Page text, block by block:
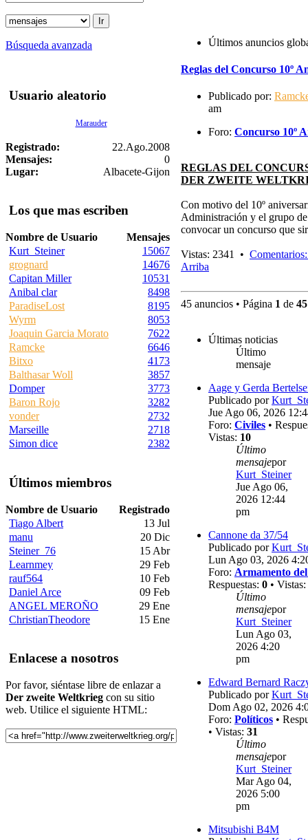
Búsqueda avanzada
Usuario aleatorio
Marauder
Registrado:
22.Ago.2008
Mensajes:
0
Lugar:
Albacete-Gijon
Los que mas escriben
Nombre de Usuario
Mensajes
Kurt_Steiner
15067
grognard
14676
Capitan Miller
10531
Anibal clar
8498
ParadiseLost
8195
Wyrm
8053
Joaquin Garcia Morato
7622
Ramcke
6646
Bitxo
4173
Balthasar Woll
3857
Domper
3773
Baron Rojo
3282
vonder
2732
Marseille
2718
Simon dice
2382
Últimos miembros
Nombre de Usuario
Registrado
Tiago Albert
13 Jul
manu
20 Dic
Steiner_76
15 Abr
Learnmey
29 Feb
rauf564
10 Feb
Daniel Arce
09 Feb
ANGEL MEROÑO
29 Ene
ChristianTheodore
15 Ene
Enlacese a nosotros
Por favor, siéntase libre de enlazar a
Der zweite Weltkrieg con su sitio
web. Utilice el siguiente HTML:
Últimos anuncios
Reglas del Concurso 10º
Publicado por:
am
Foro: Concurso 10º
REGLAS DEL
DER ZWEITE
Con motivo del 10º
Administración y el grupo
convocar un concurso que
Vistas: 2341 •
Arriba
45 anuncios • Página 1 de 45
Últimas noticias
Último
mensaje
Aage y Gerda
Publicado por
Jue Ago 06, 2026
Foro: Civiles •
Vistas: 10
Último
mensajepor
Kurt_Steiner
Jue Ago 06,
2026 12:44
pm
Cannone da 37/54
Publicado por
Lun Ago 03, 2026
Foro: Armamento
Respuestas: 0 • Vistas:
Último
mensajepor
Kurt_Steiner
Lun Ago 03,
2026 4:20
pm
Edward Bernard
Publicado por
Dom Ago 02, 2026
Foro: Políticos •
• Vistas: 31
Último
mensajepor
Kurt_Steiner
Mar Ago 04,
2026 5:00
pm
Mitsubishi B4M